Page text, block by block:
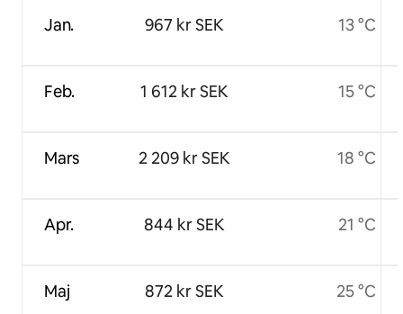
Jan.
Feb.
Mars
Apr.
Maj
967 kr SEK
1 612 kr SEK
2 209 kr SEK
844 kr SEK
872 kr SEK
13 °C
15 °C
18 °C
21 °C
25 °C